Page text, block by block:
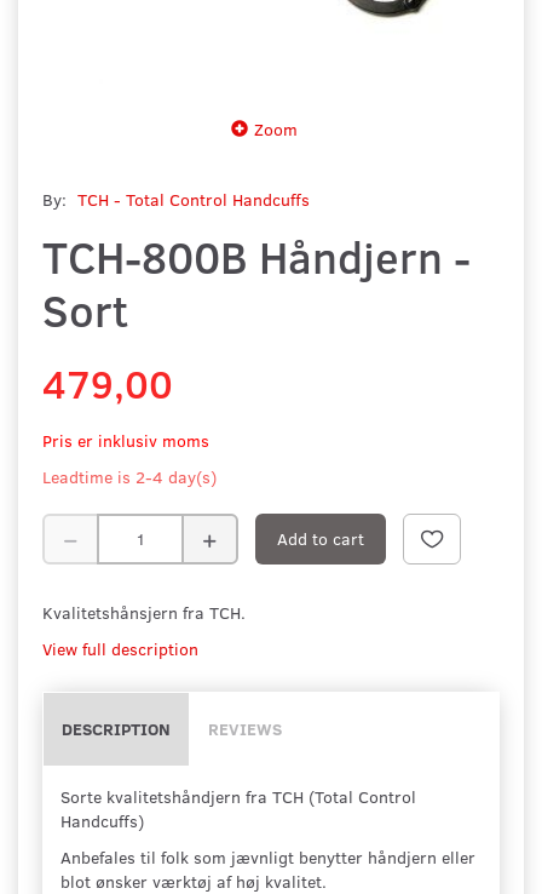
Zoom
By: TCH - Total Control Handcuffs
TCH-800B Håndjern -
Sort
479,00
Pris er inklusiv moms
Leadtime is 2-4 day(s)
Add to cart
Kvalitetshånsjern fra TCH.
View full description
DESCRIPTION REVIEWS
Sorte kvalitetshåndjern fra TCH (Total Control
Handcuffs)
Anbefales til folk som jævnligt benytter håndjern eller
blot ønsker værktøj af høj kvalitet.